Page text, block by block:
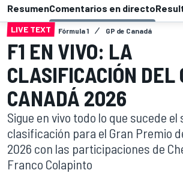
ResumenComentarios en directo
LIVE TEXT Fórmula 1 GP de Canadá
F1 EN VIVO: LA
CLASIFICACIÓN DEL
CANADÁ 2026
Sigue en vivo todo lo que sucede el
clasificación para el Gran Premio
2026 con las participaciones de
Franco Colapinto